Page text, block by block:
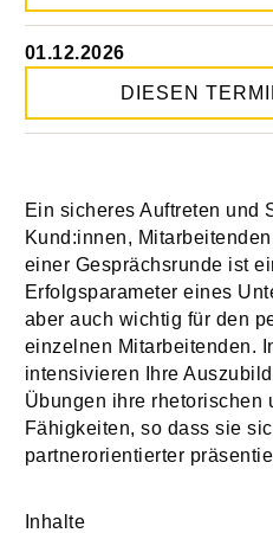
01.12.2026
DIESEN
Ein sicheres Auftreten und
Kund:innen,
einer Gesprächsrunde ist
Erfolgsparameter eines
aber auch wichtig für den
einzelnen Mitarbeitenden.
intensivieren Ihre
Übungen ihre rhetorischen
Fähigkeiten, so dass sie
partnerorientierter
Inhalte